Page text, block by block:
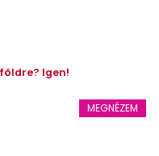
Igen!
MEGNÉZEM